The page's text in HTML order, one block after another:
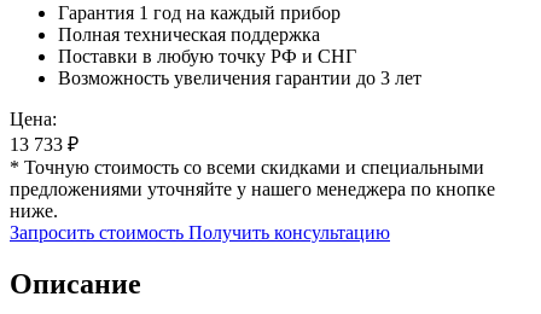
Гарантия 1 год на каждый прибор
Полная техническая поддержка
Поставки в любую точку РФ и СНГ
Возможность увеличения гарантии до 3 лет
Цена:
13 733 ₽
* Точную стоимость со всеми скидками и специальными
предложениями уточняйте у нашего менеджера по кнопке
ниже.
Запросить стоимость Получить консультацию
Описание